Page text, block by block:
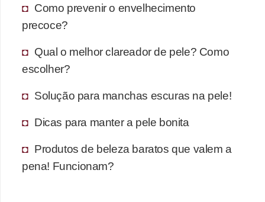
Como prevenir o envelhecimento
precoce?
Qual o melhor clareador de pele? Como
escolher?
Solução para manchas escuras na pele!
Dicas para manter a pele bonita
Produtos de beleza baratos que valem a
pena! Funcionam?